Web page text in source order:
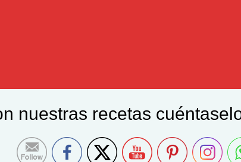
nuestras recetas